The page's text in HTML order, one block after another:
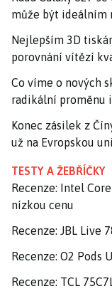
může být ideálním
Nejlepším 3D
porovnání vítězí
Co víme o nových
radikální proměnu
Konec zásilek z
už na Evropskou
TESTY A ŽEBŘÍČKY
Recenze: Intel
nízkou cenu
Recenze: JBL Live
Recenze: O2 Pods
Recenze: TCL